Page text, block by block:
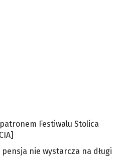
Festiwalu Stolica
nie wystarcza na długi